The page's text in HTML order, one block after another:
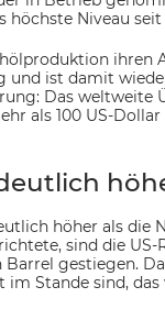
Niveau
und ist damit
Das
als 100 US-
höher als die
sind die
gestiegen.
im Stande sind,